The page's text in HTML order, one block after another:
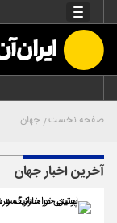
صفحه نخست جهان
آخرین اخبار جهان